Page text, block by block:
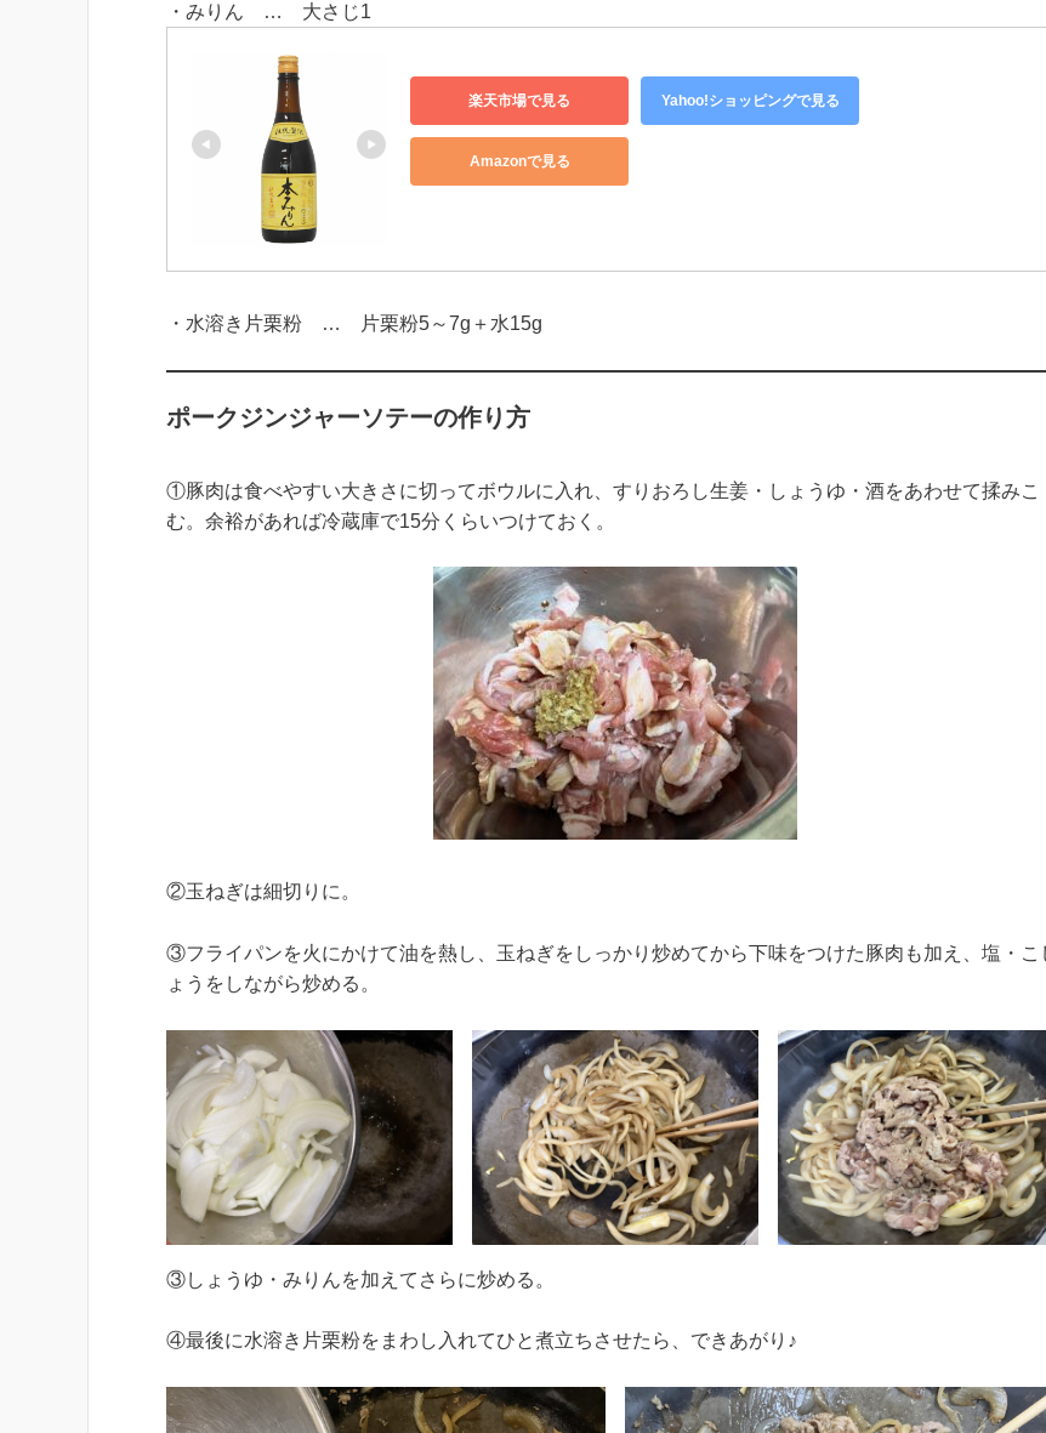
・みりん … 大さじ1
楽天市場で見る Yahoo!ショッピングで見る
Amazonで見る
・水溶き片栗粉 … 片栗粉5～7g＋水15g
ポークジンジャーソテーの作り方
①豚肉は食べやすい大きさに切ってボウルに入れ、すりおろし生姜・しょうゆ・酒をあわせて揉みこ
む。余裕があれば冷蔵庫で15分くらいつけておく。
②玉ねぎは細切りに。
③フライパンを火にかけて油を熱し、玉ねぎをしっかり炒めてから下味をつけた豚肉も加え、塩・こ
ょうをしながら炒める。
③しょうゆ・みりんを加えてさらに炒める。
④最後に水溶き片栗粉をまわし入れてひと煮立ちさせたら、できあがり♪